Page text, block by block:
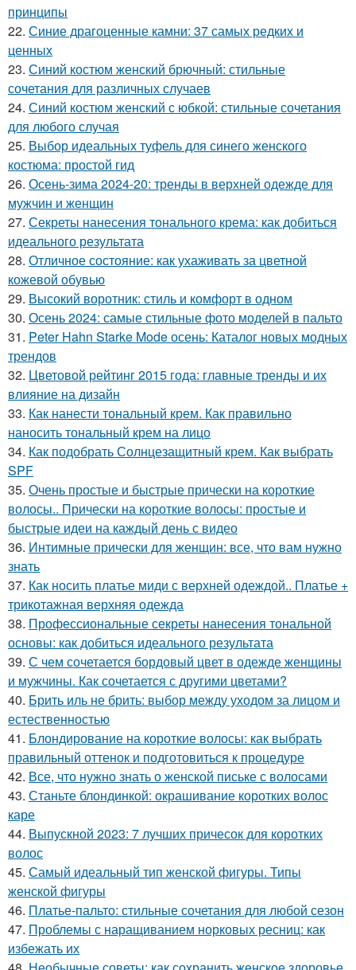
принципы
22. Синие драгоценные камни: 37 самых редких и
ценных
23. Синий костюм женский брючный: стильные
сочетания для различных случаев
24. Синий костюм женский с юбкой: стильные сочетания
для любого случая
25. Выбор идеальных туфель для синего женского
костюма: простой гид
26. Осень-зима 2024-20: тренды в верхней одежде для
мужчин и женщин
27. Секреты нанесения тонального крема: как добиться
идеального результата
28. Отличное состояние: как ухаживать за цветной
кожевой обувью
29. Высокий воротник: стиль и комфорт в одном
30. Осень 2024: самые стильные фото моделей в пальто
31. Peter Hahn Starke Mode осень: Каталог новых модных
трендов
32. Цветовой рейтинг 2015 года: главные тренды и их
влияние на дизайн
33. Как нанести тональный крем. Как правильно
наносить тональный крем на лицо
34. Как подобрать Солнцезащитный крем. Как выбрать
SPF
35. Очень простые и быстрые прически на короткие
волосы.. Прически на короткие волосы: простые и
быстрые идеи на каждый день с видео
36. Интимные прически для женщин: все, что вам нужно
знать
37. Как носить платье миди с верхней одеждой.. Платье +
трикотажная верхняя одежда
38. Профессиональные секреты нанесения тональной
основы: как добиться идеального результата
39. С чем сочетается бордовый цвет в одежде женщины
и мужчины. Как сочетается с другими цветами?
40. Брить иль не брить: выбор между уходом за лицом и
естественностью
41. Блондирование на короткие волосы: как выбрать
правильный оттенок и подготовиться к процедуре
42. Все, что нужно знать о женской письке с волосами
43. Станьте блондинкой: окрашивание коротких волос
каре
44. Выпускной 2023: 7 лучших причесок для коротких
волос
45. Самый идеальный тип женской фигуры. Типы
женской фигуры
46. Платье-пальто: стильные сочетания для любой сезон
47. Проблемы с наращиванием норковых ресниц: как
избежать их